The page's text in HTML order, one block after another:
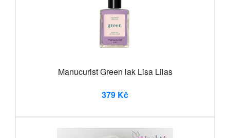
Manucurist Green lak Lisa Lilas
379 Kč